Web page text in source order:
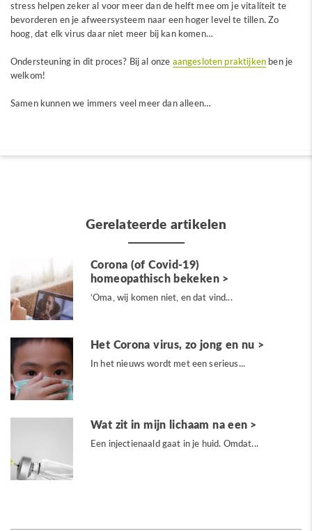
stress helpen zeker al voor meer dan de helft mee om je vitaliteit te
bevorderen en je afweersysteem naar een hoger level te tillen. Zo
hoog, dat elk virus daar niet meer bij kan komen…
Ondersteuning in dit proces? Bij al onze aangesloten praktijken ben je
welkom!
Samen kunnen we immers veel meer dan alleen…
Gerelateerde artikelen
Corona (of Covid-19)
homeopathisch bekeken
‘Oma, wij komen niet, en dat vind...
Het Corona virus, zo jong en nu
In het nieuws wordt met een serieus...
Wat zit in mijn lichaam na een
Een injectienaald gaat in je huid. Omdat...